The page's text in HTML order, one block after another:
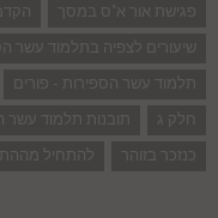
פגישת אור א"ס במסך
שיעורים לצפיה בתלמוד עשר
תלמוד עשר הספירות - פורים
חלק ג
תובנות תלמוד עשר
כנזכר בזוהר
להתחיל